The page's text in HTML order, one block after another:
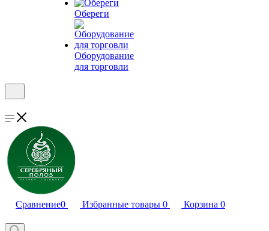
Обереги
Оборудование
для торговли
Сравнение0 Избранные товары 0 Корзина 0